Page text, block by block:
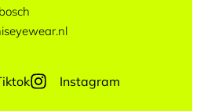
Instagram